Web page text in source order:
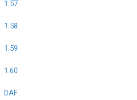
1.57
1.58
1.59
1.60
DAF